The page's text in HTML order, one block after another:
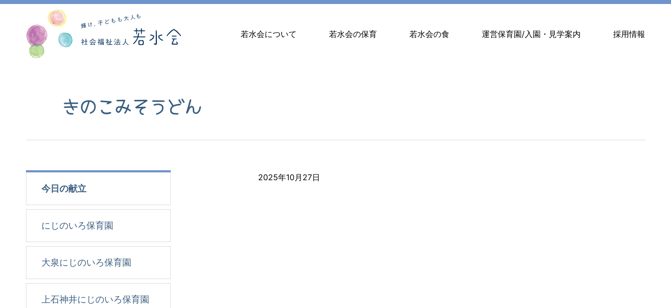
若水会について 若水会の保育 若水会の食 運営保育園/入園・見学案内 採用情報
きのこみそうどん
2025年10月27日
今日の献立
にじのいろ保育園
大泉にじのいろ保育園
上石神井にじのいろ保育園